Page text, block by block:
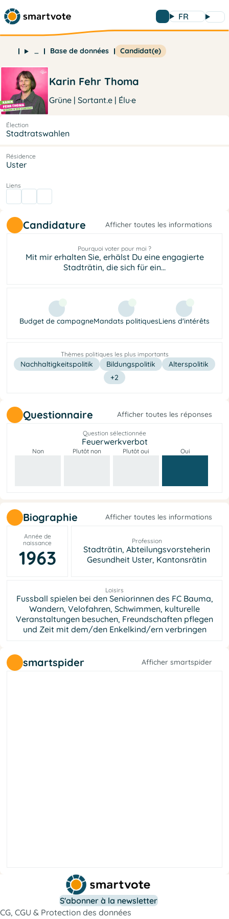
FR
… Base de données Candidat(e)
Karin Fehr Thoma
Grüne | Sortant.e | Élu·e
Élection
Stadtratswahlen
Résidence
Uster
Liens
Candidature Afficher toutes les informations
Pourquoi voter pour moi ?
Mit mir erhalten Sie, erhälst Du eine engagierte
Stadträtin, die sich für ein...
Budget de campagneMandats politiquesLiens d'intérêts
Thèmes politiques les plus importants
Nachhaltigkeitspolitik Bildungspolitik
Alterspolitik
+2
Questionnaire Afficher toutes les réponses
Question sélectionnée
Feuerwerkverbot
Non Plutôt non Plutôt oui Oui
Biographie Afficher toutes les informations
Année de
naissance
1963
Profession
Stadträtin, Abteilungsvorsteherin
Gesundheit Uster, Kantonsrätin
Loisirs
Fussball spielen bei den Seniorinnen des FC Bauma,
Wandern, Velofahren, Schwimmen, kulturelle
Veranstaltungen besuchen, Freundschaften pflegen
und Zeit mit dem/den Enkelkind/ern verbringen
smartspider Afficher smartspider
c
i
a
l
r
t
S'abonner à la newsletter
CG, CGU & Protection des données